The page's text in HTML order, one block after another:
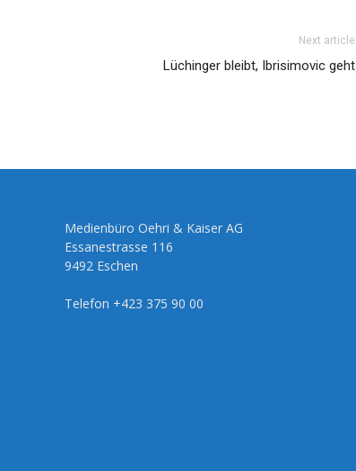
Next article
Lüchinger bleibt, Ibrisimovic geht
Medienbüro Oehri & Kaiser AG
Essanestrasse 116
9492 Eschen
Telefon +423 375 90 00